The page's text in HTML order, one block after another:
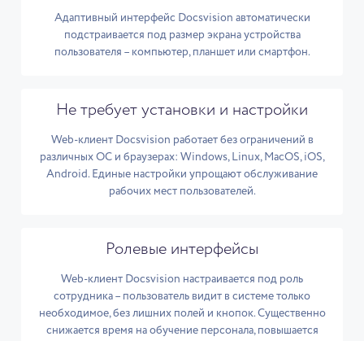
Адаптивный интерфейс Docsvision автоматически
подстраивается под размер экрана устройства
пользователя – компьютер, планшет или смартфон.
Не требует установки и настройки
Web-клиент Docsvision работает без ограничений в
различных ОС и браузерах: Windows, Linux, MacOS, iOS,
Android. Единые настройки упрощают обслуживание
рабочих мест пользователей.
Ролевые интерфейсы
Web-клиент Docsvision настраивается под роль
сотрудника – пользователь видит в системе только
необходимое, без лишних полей и кнопок. Существенно
снижается время на обучение персонала, повышается